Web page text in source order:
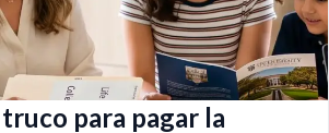
para pagar la